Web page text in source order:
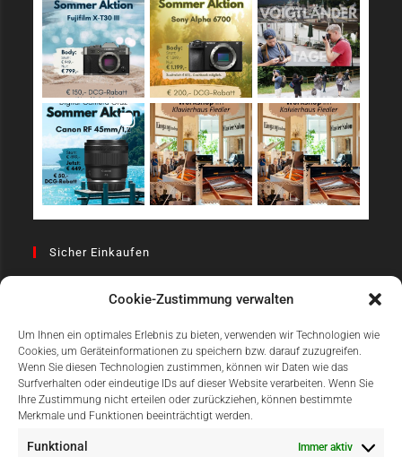
Cookie-Zustimmung verwalten
Um Ihnen ein optimales Erlebnis zu bieten, verwenden wir Technologien wie
Cookies, um Geräteinformationen zu speichern bzw. darauf zuzugreifen.
Wenn Sie diesen Technologien zustimmen, können wir Daten wie das
Surfverhalten oder eindeutige IDs auf dieser Website verarbeiten. Wenn Sie
Ihre Zustimmung nicht erteilen oder zurückziehen, können bestimmte
Merkmale und Funktionen beeinträchtigt werden.
Funktional Immer aktiv
Sicher Einkaufen
Einfach Online Bezahlen